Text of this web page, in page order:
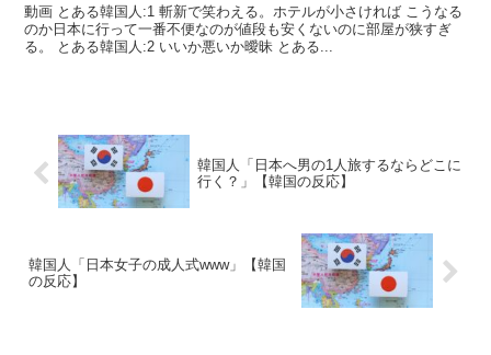
動画 とある韓国人:1 斬新で笑わえる。ホテルが小さければ こうなる
のか日本に行って一番不便なのが値段も安くないのに部屋が狭すぎ
る。 とある韓国人:2 いいか悪いか曖昧 とある...
韓国人「日本へ男の1人旅するならどこに
行く？」【韓国の反応】
韓国人「日本女子の成人式www」【韓国
の反応】